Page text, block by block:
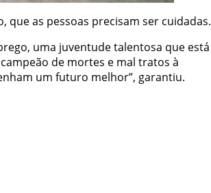
que as pessoas precisam ser cuidadas.
uma juventude talentosa que está
de mortes e mal tratos à
um futuro melhor”, garantiu.